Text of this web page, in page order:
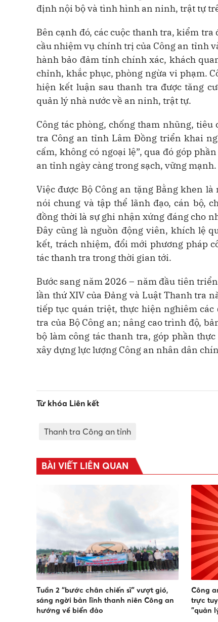
định nội bộ và tình hình an ninh, trật tự
Bên cạnh đó, các cuộc thanh tra, kiểm
cầu nhiệm vụ chính trị của Công an tỉnh
hành bảo đảm tính chính xác, khách
chỉnh, khắc phục, phòng ngừa vi phạm.
hiện kết luận sau thanh tra được tăng
quản lý nhà nước về an ninh, trật tự.
Công tác phòng, chống tham nhũng,
tra Công an tỉnh Lâm Đồng triển khai
cấm, không có ngoại lệ”, qua đó góp
an tỉnh ngày càng trong sạch, vững mạnh.
Việc được Bộ Công an tặng Bằng khen
nói chung và tập thể lãnh đạo, cán bộ,
đồng thời là sự ghi nhận xứng đáng cho
Đây cũng là nguồn động viên, khích lệ
kết, trách nhiệm, đổi mới phương pháp
tác thanh tra trong thời gian tới.
Bước sang năm 2026 – năm đầu tiên
lần thứ XIV của Đảng và Luật Thanh tra
tiếp tục quán triệt, thực hiện nghiêm
tra của Bộ Công an; nâng cao trình độ,
bộ làm công tác thanh tra, góp phần
xây dựng lực lượng Công an nhân dân
Từ khóa Liên kết
Thanh tra Công an tỉnh
BÀI VIẾT LIÊN QUAN
Tuần 2 “bước chân chiến sĩ” vượt gió,
sáng ngời bản lĩnh thanh niên Công an
hướng về biển đảo
Công
trực
"quản